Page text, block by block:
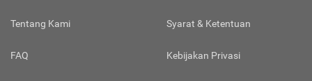
Tentang Kami
FAQ
Syarat & Ketentuan
Kebijakan Privasi